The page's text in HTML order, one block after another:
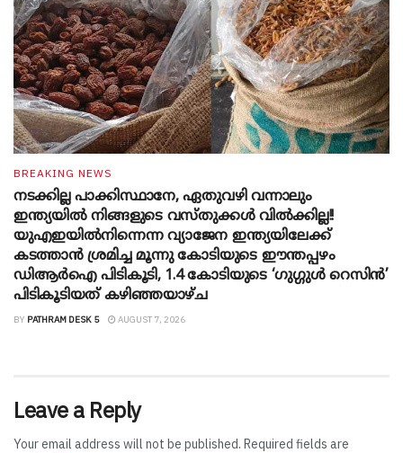
BREAKING NEWS
നടക്കില്ല പാക്കിസ്ഥാനേ, ഏതുവഴി വന്നാലും
ഇന്ത്യയിൽ നിങ്ങളുടെ വസ്തുക്കൾ വിൽക്കില്ല!!
യുഎഇയിൽനിന്നെന്ന വ്യാജേന ഇന്ത്യയിലേക്ക്
കടത്താൻ ശ്രമിച്ച മൂന്നു കോടിയുടെ ഈന്തപ്പഴം
ഡിആർഐ പിടികൂടി, 1.4 കോടിയുടെ ‘ഗുഗ്ഗുൾ റെസിൻ’
പിടികൂടിയത് കഴിഞ്ഞയാഴ്ച
BY PATHRAM DESK 5 AUGUST 7, 2026
Leave a Reply
Your email address will not be published. Required fields are